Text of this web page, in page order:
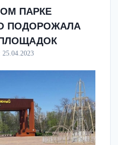
ПАРКЕ
ПОДОРОЖАЛА
25.04.2023